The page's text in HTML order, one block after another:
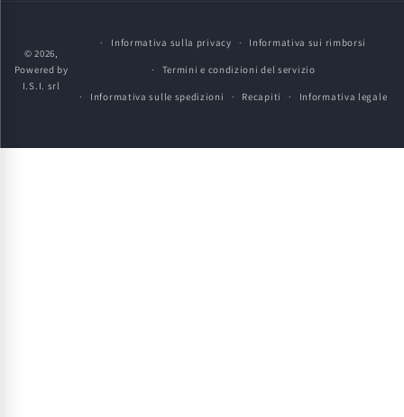
© 2026,
Powered by
I.S.I. srl
Informativa sulla privacy Informativa sui rimborsi
Termini e condizioni del servizio
Informativa sulle spedizioni Recapiti Informativa legale